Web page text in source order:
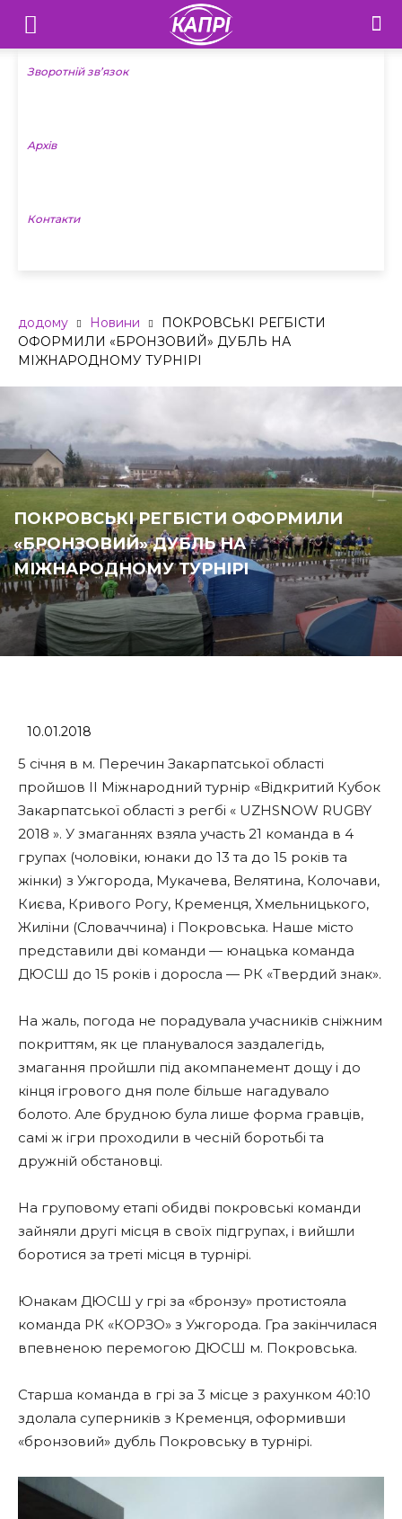
Телебачення
«Капрі»
Новини
Зворотній зв’язок
Архів
Контакти
додому Новини
ПОКРОВСЬКІ РЕГБІСТИ
ОФОРМИЛИ «БРОНЗОВИЙ» ДУБЛЬ НА
МІЖНАРОДНОМУ ТУРНІРІ
ПОКРОВСЬКІ РЕГБІСТИ ОФОРМИЛИ
«БРОНЗОВИЙ» ДУБЛЬ НА
МІЖНАРОДНОМУ ТУРНІРІ
10.01.2018
5 січня в м. Перечин Закарпатської області
пройшов II Міжнародний турнір «Відкритий Кубок
Закарпатської області з регбі « UZHSNOW RUGBY
2018 ». У змаганнях взяла участь 21 команда в 4
групах (чоловіки, юнаки до 13 та до 15 років та
жінки) з Ужгорода, Мукачева, Велятина, Колочави,
Києва, Кривого Рогу, Кременця, Хмельницького,
Жиліни (Словаччина) і Покровська. Наше місто
представили дві команди — юнацька команда
ДЮСШ до 15 років і доросла — РК «Твердий знак».
На жаль, погода не порадувала учасників сніжним
покриттям, як це планувалося заздалегідь,
змагання пройшли під акомпанемент дощу і до
кінця ігрового дня поле більше нагадувало
болото. Але брудною була лише форма гравців,
самі ж ігри проходили в чесній боротьбі та
дружній обстановці.
На груповому етапі обидві покровські команди
зайняли другі місця в своїх підгрупах, і вийшли
боротися за треті місця в турнірі.
Юнакам ДЮСШ у грі за «бронзу» протистояла
команда РК «КОРЗО» з Ужгорода. Гра закінчилася
впевненою перемогою ДЮСШ м. Покровська.
Старша команда в грі за 3 місце з рахунком 40:10
здолала суперників з Кременця, оформивши
«бронзовий» дубль Покровську в турнірі.